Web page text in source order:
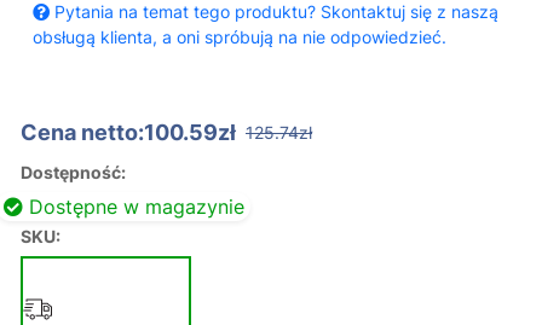
Pytania na temat tego produktu? Skontaktuj się z naszą
obsługą klienta, a oni spróbują na nie odpowiedzieć.
Cena netto:100.59zł 125.74zł
Dostępność:
Dostępne w magazynie
SKU: